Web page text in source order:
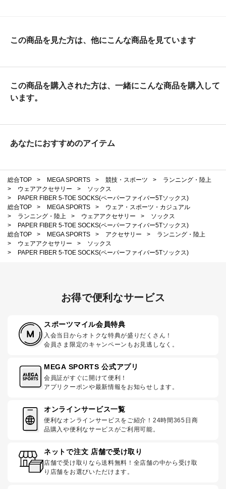
この商品を見た方は、他にこんな商品を見ています
この商品を購入された方は、一緒にこんな商品を購入して
います。
あなたにおすすめのアイテム
総合TOP > MEGA SPORTS > 競技・スポーツ >
ランニング・陸上
>
ウェアアクセサリー >
ソックス
>
PAPER FIBER 5-TOE SOCKS(ペーパーファイバー5Tソックス)
総合TOP
> MEGA SPORTS >
ウェア・スポーツ・カジュアル
>
ランニング・陸上 > ウェアアクセサリー >
ソックス
>
PAPER FIBER 5-TOE SOCKS(ペーパーファイバー5Tソックス)
総合TOP
> MEGA SPORTS > アクセサリー >
ランニング・陸上
>
ウェアアクセサリー >
ソックス
>
PAPER FIBER 5-TOE SOCKS(ペーパーファイバー5Tソックス)
お得で便利なサービス
スポーツマイル会員特典
入会当日からオトクな特典が盛りだくさん！
会員さま限定のキャンペーンもお見逃しなく。
MEGA SPORTS 公式アプリ
会員証がすぐに開けて便利！
アプリクーポンや最新情報をお知らせします。
オンラインサービス一覧
便利なオンラインサービスをご紹介！24時間365日商
品購入や便利なサービスがご利用可能。
ネットで注文 店舗で受け取り
店舗で受け取りなら送料無料！全店舗の中から受け取
り店舗をお選びいただけます。